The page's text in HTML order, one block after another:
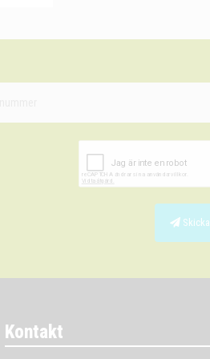
Skicka
Kontakt